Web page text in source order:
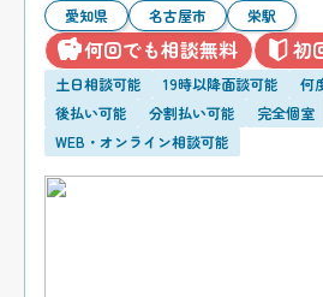
愛知県 名古屋市 栄駅
何回でも相談無料 初
土日相談可能 19時以降面談可能
何
後払い可能
分割払い可能
完全個室
WEB・オンライン相談可能